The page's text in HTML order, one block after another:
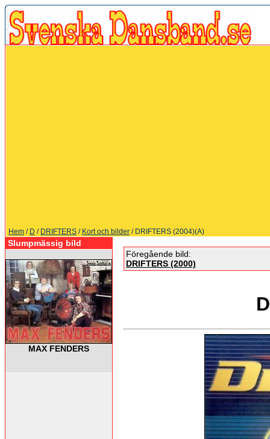
Hem / D / DRIFTERS / Kort och bilder / DRIFTERS (2004)(A)
Slumpmässig bild
MAX FENDERS
Föregående bild:
DRIFTERS (2000)